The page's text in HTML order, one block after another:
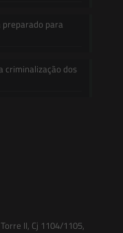
preparado para
criminalização dos
II, Cj 1104/1105,